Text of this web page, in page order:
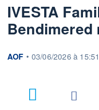
IVESTA
Bendimered
information fournie par
AOF • 03/06/2026 à 15:51